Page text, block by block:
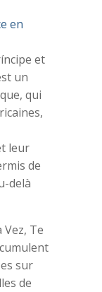
et
un
qui
leur
de
delà
Vez, Te
sur
de